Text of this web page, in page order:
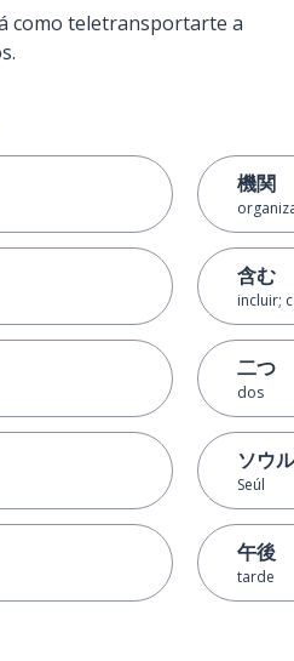
como teletransportarte a
機関
含む
incluir;
二つ
dos
ソウル
Seúl
午後
tarde